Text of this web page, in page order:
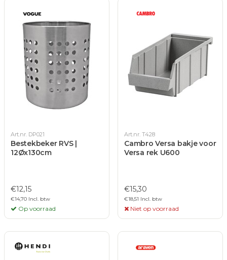
Art.nr. DP021
Bestekbeker RVS |
12Øx130cm
€12,15
€14,70 Incl. btw
Op voorraad
Art.nr. T428
Cambro Versa bakje voor
Versa rek U600
€15,30
€18,51 Incl. btw
Niet op voorraad